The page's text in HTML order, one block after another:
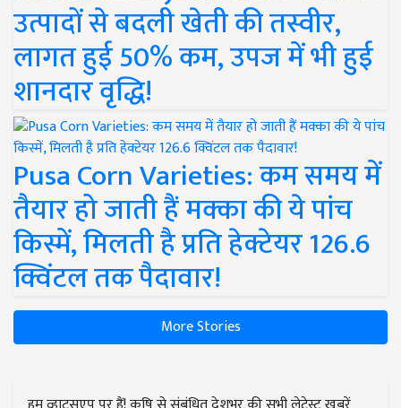
उत्पादों से बदली खेती की तस्वीर,
लागत हुई 50% कम, उपज में भी हुई
शानदार वृद्धि!
Pusa Corn Varieties: कम समय में
तैयार हो जाती हैं मक्का की ये पांच
किस्में, मिलती है प्रति हेक्टेयर 126.6
क्विंटल तक पैदावार!
More Stories